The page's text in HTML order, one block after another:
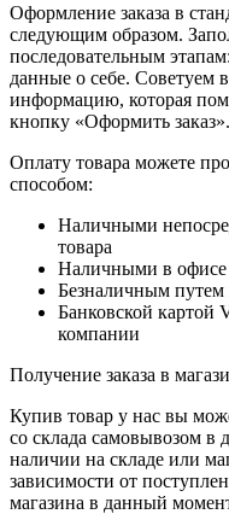
Оформление заказа в
следующим образом.
последовательным
данные о себе. Советуем
информацию, которая
кнопку «Оформить заказ».
Оплату товара можете
способом:
Наличными
товара
Наличными в
Безналичным путем
Банковской картой
компании
Получение заказа в
Купив товар у нас вы
со склада самовывозом в
наличии на складе или
зависимости от
магазина в данный